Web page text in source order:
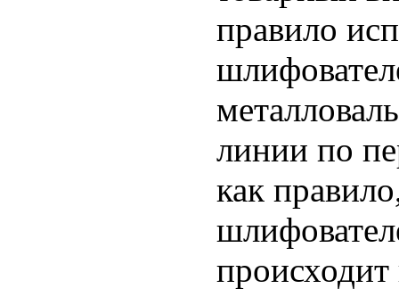
правило
линии по
как